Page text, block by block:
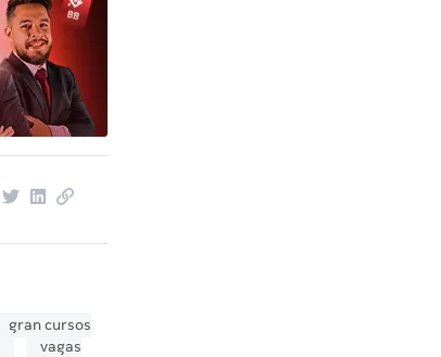
gran cursos
vagas